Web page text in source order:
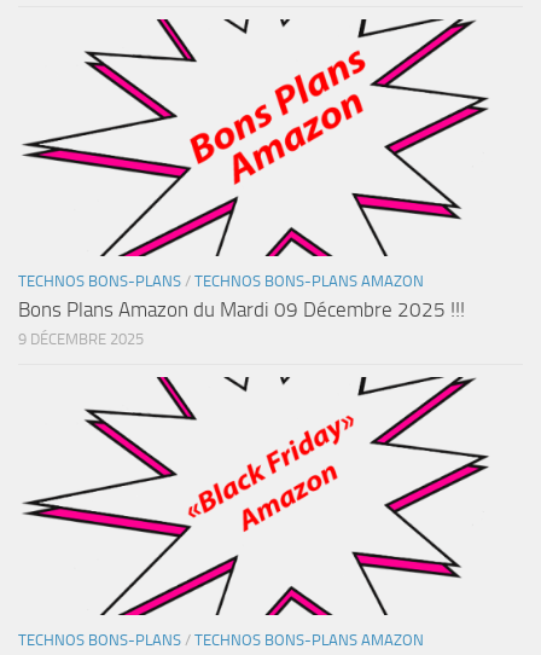
TECHNOS BONS-PLANS / TECHNOS BONS-PLANS AMAZON
Bons Plans Amazon du Mardi 09 Décembre 2025 !!!
9 DÉCEMBRE 2025
TECHNOS BONS-PLANS / TECHNOS BONS-PLANS AMAZON